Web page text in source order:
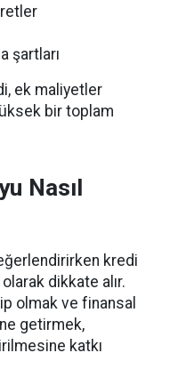
şartları
ek maliyetler
bir toplam
Nasıl
kredi
dikkate alır.
olmak ve finansal
getirmek,
katkı